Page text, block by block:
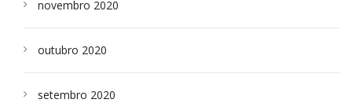
novembro 2020
outubro 2020
setembro 2020